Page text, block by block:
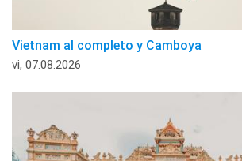
Vietnam al completo y Camboya
vi, 07.08.2026